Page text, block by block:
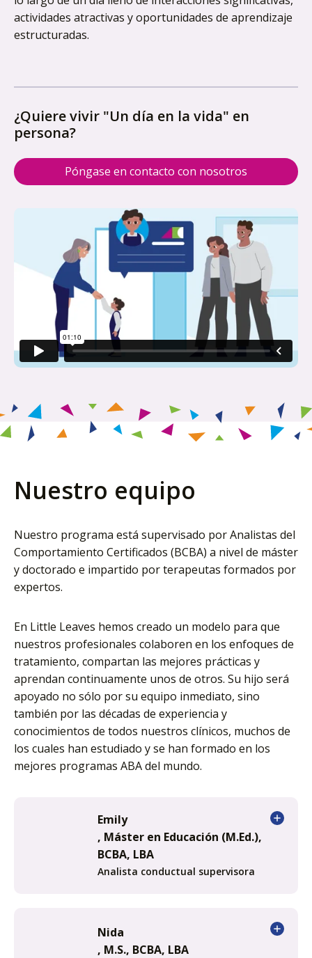
actividades atractivas y oportunidades de aprendizaje
estructuradas.
¿Quiere vivir "Un día en la vida" en
persona?
Póngase en contacto con nosotros
Nuestro equipo
Nuestro programa está supervisado por Analistas del
Comportamiento Certificados (BCBA) a nivel de máster
y doctorado e impartido por terapeutas formados por
expertos.
En Little Leaves hemos creado un modelo para que
nuestros profesionales colaboren en los enfoques de
tratamiento, compartan las mejores prácticas y
aprendan continuamente unos de otros. Su hijo será
apoyado no sólo por su equipo inmediato, sino
también por las décadas de experiencia y
conocimientos de todos nuestros clínicos, muchos de
los cuales han estudiado y se han formado en los
mejores programas ABA del mundo.
Emily
, Máster en Educación (M.Ed.),
BCBA, LBA
Analista conductual supervisora
Nida
, M.S., BCBA, LBA